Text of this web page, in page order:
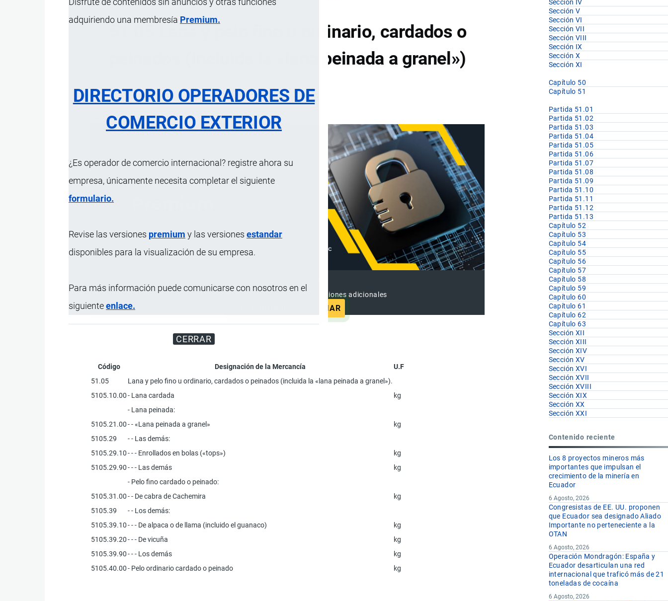
adquiriendo una membresía Premium.
DIRECTORIO OPERADORES DE
COMERCIO EXTERIOR
¿Es operador de comercio internacional? registre ahora su
empresa, únicamente necesita completar el siguiente
formulario.
Revise las versiones premium y las versiones estandar
disponibles para la visualización de su empresa.
Para más información puede comunicarse con nosotros en el
siguienteenlace.
CERRAR
51.05 Lana y pelo fino u ordinario, cardados o
peinados (incluida la «lana peinada a granel»)
ÍNDICE DE CONTENIDOS
Disfrute de contenido sin anuncios y funciones adicionales
ANUNCIAR
Código Designación de la Mercancía
U.F
51.05
Lana y pelo fino u ordinario, cardados o peinados (incluida la «lana peinada a granel»).
5105.10.00- Lana cardada
kg
- Lana peinada:
5105.21.00- - «Lana peinada a granel»
kg
5105.29
- - Las demás:
5105.29.10- - - Enrollados en bolas («tops»)
kg
5105.29.90- - - Las demás
kg
- Pelo fino cardado o peinado:
5105.31.00- - De cabra de Cachemira
kg
5105.39
- - Los demás:
5105.39.10- - - De alpaca o de llama (incluido el guanaco)
kg
5105.39.20- - - De vicuña
kg
5105.39.90- - - Los demás
kg
5105.40.00- Pelo ordinario cardado o peinado kg
Sección IV
Sección V
Sección VI
Sección VII
Sección VIII
Sección IX
Sección X
Sección XI
Capítulo 50
Capítulo 51
Partida 51.01
Partida 51.02
Partida 51.03
Partida 51.04
Partida 51.05
Partida 51.06
Partida 51.07
Partida 51.08
Partida 51.09
Partida 51.10
Partida 51.11
Partida 51.12
Partida 51.13
Capítulo 52
Capítulo 53
Capítulo 54
Capítulo 55
Capítulo 56
Capítulo 57
Capítulo 58
Capítulo 59
Capítulo 60
Capítulo 61
Capítulo 62
Capítulo 63
Sección XII
Sección XIII
Sección XIV
Sección XV
Sección XVI
Sección XVII
Sección XVIII
Sección XIX
Sección XX
Sección XXI
Contenido reciente
Los 8 proyectos mineros más
importantes que impulsan el
crecimiento de la minería en
Ecuador
6 Agosto, 2026
Congresistas de EE. UU. proponen
que Ecuador sea designado Aliado
Importante no perteneciente a la
OTAN
6 Agosto, 2026
Operación Mondragón: España y
Ecuador desarticulan una red
internacional que traficó más de 21
toneladas de cocaína
6 Agosto, 2026